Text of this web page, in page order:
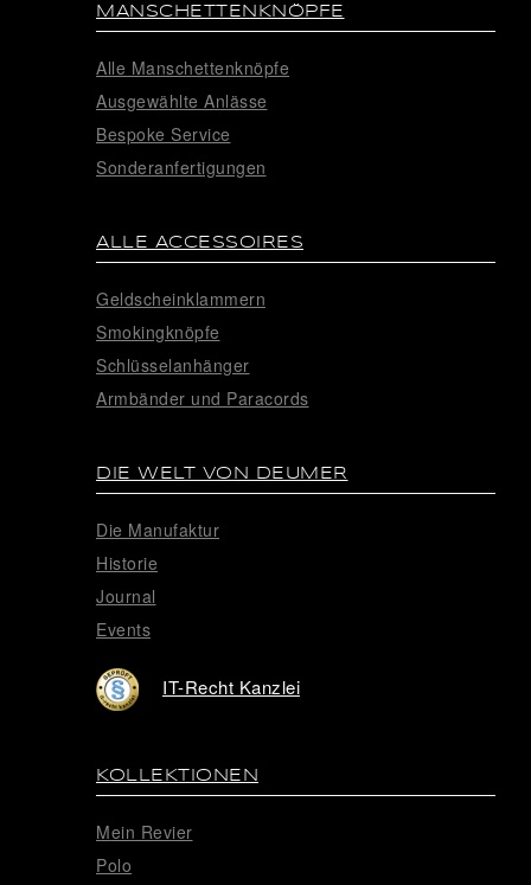
MANSCHETTENKNÖPFE
Alle Manschettenknöpfe
Ausgewählte Anlässe
Bespoke Service
Sonderanfertigungen
ALLE ACCESSOIRES
Geldscheinklammern
Smokingknöpfe
Schlüsselanhänger
Armbänder und Paracords
DIE WELT VON DEUMER
Die Manufaktur
Historie
Journal
Events
IT-Recht Kanzlei
KOLLEKTIONEN
Mein Revier
Polo